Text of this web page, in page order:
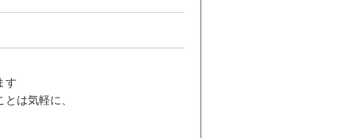
す
は気軽に、